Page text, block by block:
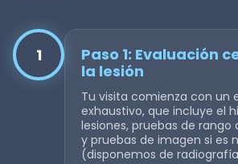
1
Paso 1: Evaluación
la lesión
Tu visita comienza con un
exhaustivo, que incluye el
lesiones, pruebas de
y pruebas de imagen si es
(disponemos de